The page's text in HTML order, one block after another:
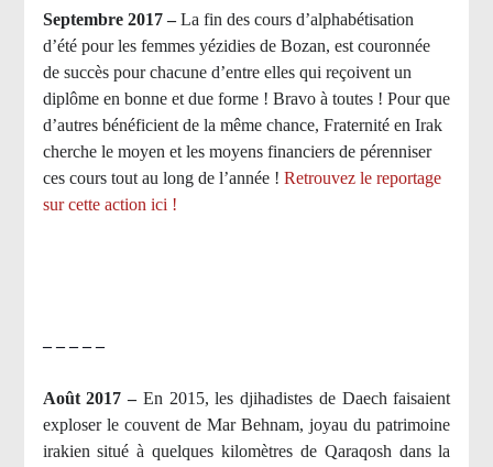
Septembre 2017 –La fin des cours d’alphabétisation
d’été pour les femmes yézidies de Bozan, est couronnée
de succès pour chacune d’entre elles qui reçoivent un
diplôme en bonne et due forme ! Bravo à toutes ! Pour que
d’autres bénéficient de la même chance, Fraternité en Irak
cherche le moyen et les moyens financiers de pérenniser
ces cours tout au long de l’année ! Retrouvez le reportage
sur cette action ici !
– – – – –
Août 2017 – En 2015, les djihadistes de Daech faisaient
exploser le couvent de Mar Behnam, joyau du patrimoine
irakien situé à quelques kilomètres de Qaraqosh dans la